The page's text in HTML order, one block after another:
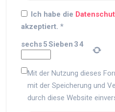
Ich habe die
akzeptiert. *
sechs5Sieben 34
Mit der Nutzung dieses
mit der Speicherung und
durch diese Website